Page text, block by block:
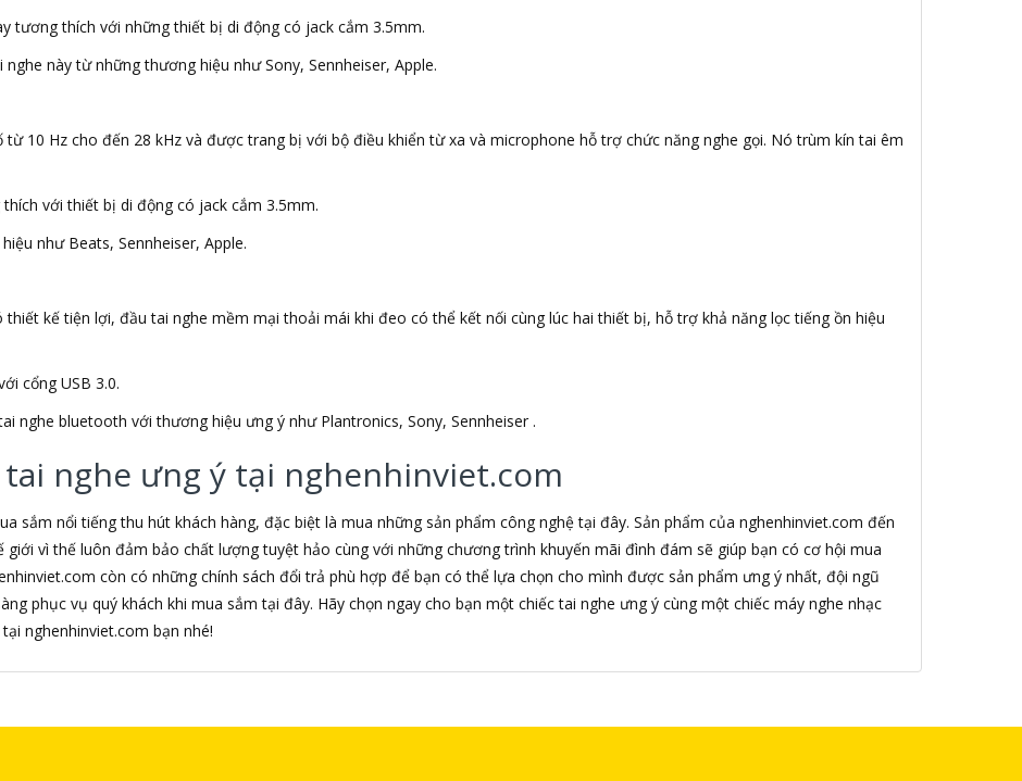
tương thích với những thiết bị di động có jack cắm 3.5mm.
này từ những thương hiệu như Sony, Sennheiser, Apple.
từ 10 Hz cho đến 28 kHz và được trang bị với bộ điều khiển từ xa và microphone hỗ trợ chức năng nghe gọi. Nó trùm kín tai êm
với thiết bị di động có jack cắm 3.5mm.
như Beats, Sennheiser, Apple.
kế tiện lợi, đầu tai nghe mềm mại thoải mái khi đeo có thể kết nối cùng lúc hai thiết bị, hỗ trợ khả năng lọc tiếng ồn hiệu
cổng USB 3.0.
nghe bluetooth với thương hiệu ưng ý như Plantronics, Sony, Sennheiser .
nghe ưng ý tại nghenhinviet.com
sắm nổi tiếng thu hút khách hàng, đặc biệt là mua những sản phẩm công nghệ tại đây. Sản phẩm của nghenhinviet.com đến
vì thế luôn đảm bảo chất lượng tuyệt hảo cùng với những chương trình khuyến mãi đình đám sẽ giúp bạn có cơ hội mua
còn có những chính sách đổi trả phù hợp để bạn có thể lựa chọn cho mình được sản phẩm ưng ý nhất, đội ngũ
phục vụ quý khách khi mua sắm tại đây. Hãy chọn ngay cho bạn một chiếc tai nghe ưng ý cùng một chiếc máy nghe nhạc
nghenhinviet.com bạn nhé!